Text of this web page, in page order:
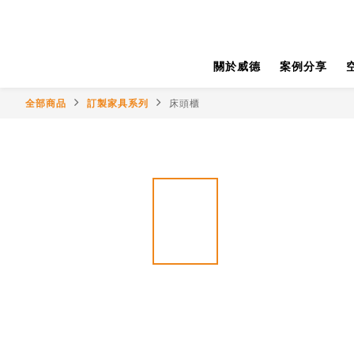
關於威德 案例分享
全部商品 訂製家具系列 床頭櫃